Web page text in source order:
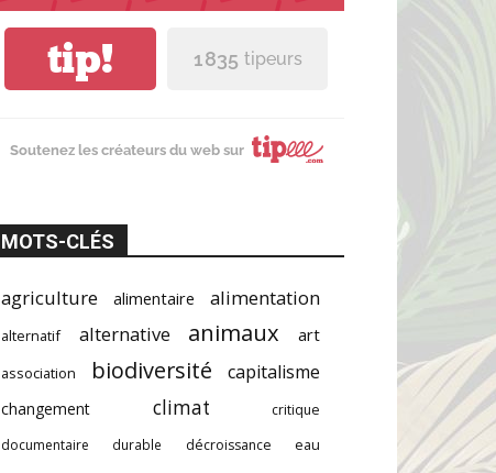
tip! 1 835 tipeurs
Soutenez les créateurs du web sur
MOTS-CLÉS
agriculture alimentaire alimentation
alternatif alternative animaux art
association biodiversité capitalisme
changement climat
critique
documentaire
durable décroissance eau